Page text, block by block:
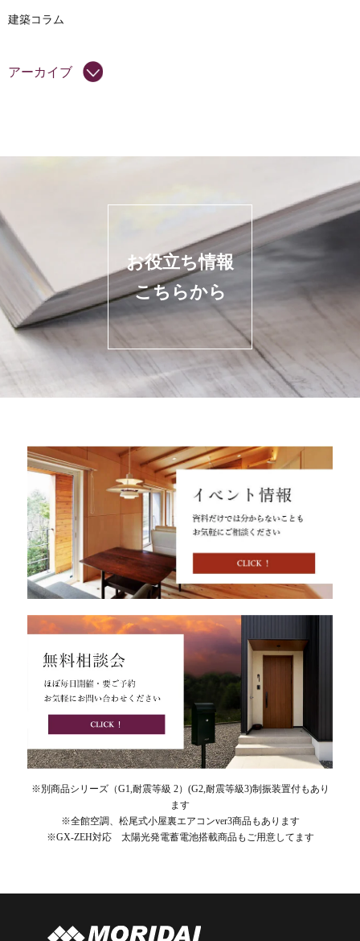
建築コラム
アーカイブ
お役立ち情報
こちらから
※別商品シリーズ（G1,耐震等級 2）(G2,耐震等級3)制振装置付もあり
ます
※全館空調、松尾式小屋裏エアコンver3商品もあります
※GX-ZEH対応 太陽光発電蓄電池搭載商品もご用意してます